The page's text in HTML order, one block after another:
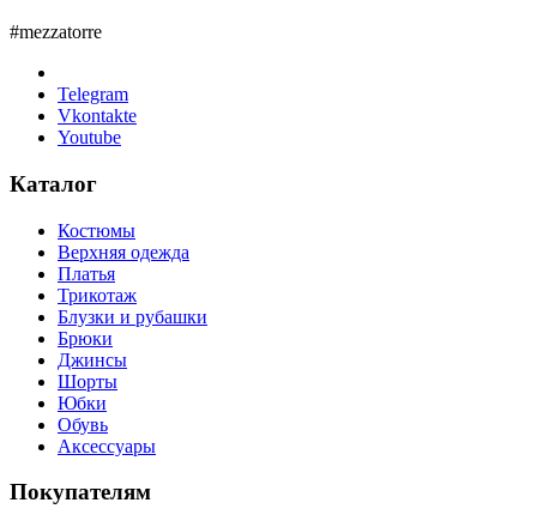
#mezzatorre
Telegram
Vkontakte
Youtube
Каталог
Костюмы
Верхняя одежда
Платья
Трикотаж
Блузки и рубашки
Брюки
Джинсы
Шорты
Юбки
Обувь
Аксессуары
Покупателям